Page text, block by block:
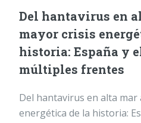
Del hantavirus en
mayor crisis
historia: España y
múltiples frentes
Del hantavirus en alta mar
energética de la historia: